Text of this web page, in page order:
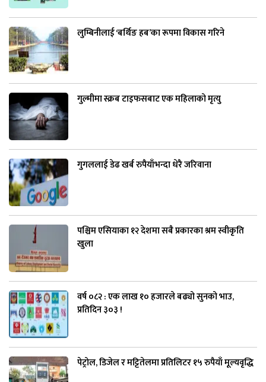
लुम्बिनीलाई ‘बर्थिङ हब’का रूपमा विकास गरिने
गुल्मीमा स्क्रब टाइफसबाट एक महिलाको मृत्यु
गुगललाई डेढ खर्ब रुपैयाँभन्दा धेरै जरिवाना
पश्चिम एसियाका १२ देशमा सबै प्रकारका श्रम स्वीकृति
खुला
वर्ष ०८२ : एक लाख १० हजारले बढ्यो सुनको भाउ,
प्रतिदिन ३०३ !
पेट्रोल, डिजेल र मट्टितेलमा प्रतिलिटर १५ रुपैयाँ मूल्यवृद्धि